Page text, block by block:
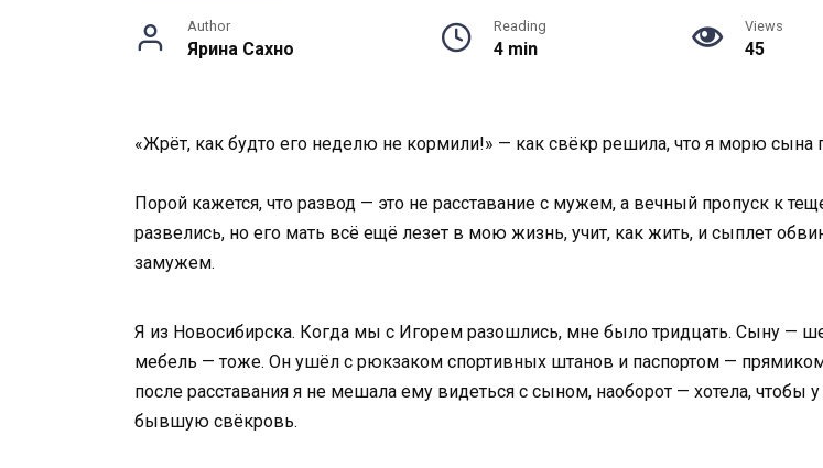
Author
Ярина Сахно
Reading
4 min
Views
45
«Жрёт, как будто его неделю не кормили!» — как свёкр решила, что я морю сына
Порой кажется, что развод — это не расставание с мужем, а вечный пропуск к
развелись, но его мать всё ещё лезет в мою жизнь, учит, как жить, и сыплет
замужем.
Я из Новосибирска. Когда мы с Игорем разошлись, мне было тридцать. Сыну —
мебель — тоже. Он ушёл с рюкзаком спортивных штанов и паспортом —
после расставания я не мешала ему видеться с сыном, наоборот — хотела, чтобы
бывшую свёкровь.